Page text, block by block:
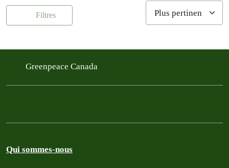
Filtres
Greenpeace Canada
Qui sommes-nous